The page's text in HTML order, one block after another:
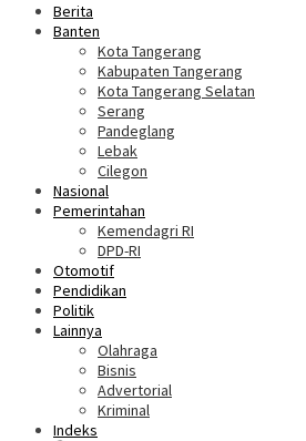
Berita
Banten
Kota Tangerang
Kabupaten Tangerang
Kota Tangerang Selatan
Serang
Pandeglang
Lebak
Cilegon
Nasional
Pemerintahan
Kemendagri RI
DPD-RI
Otomotif
Pendidikan
Politik
Lainnya
Olahraga
Bisnis
Advertorial
Kriminal
Indeks